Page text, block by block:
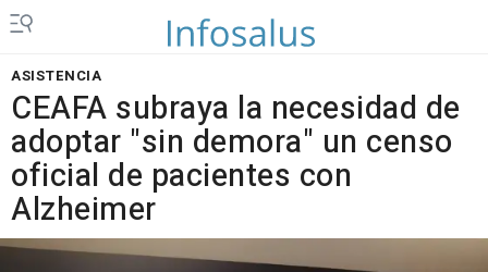
ASISTENCIA
CEAFA subraya la necesidad de
adoptar "sin demora" un censo
oficial de pacientes con
Alzheimer